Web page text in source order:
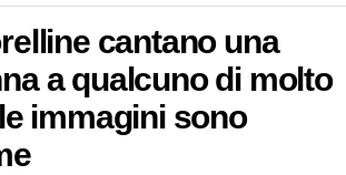
cantano una
a qualcuno di molto
immagini sono